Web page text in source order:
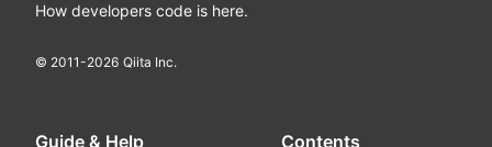
How developers code is here.
© 2011-2026 Qiita Inc.
Guide & Help Contents